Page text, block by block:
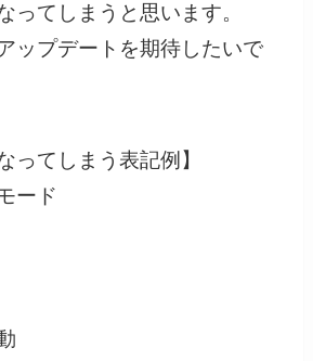
ってしまうと思います。
ップデートを期待したいで
ってしまう表記例】
ード